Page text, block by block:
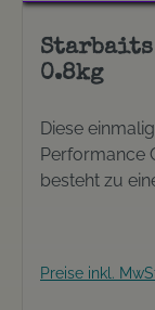
Starbaits
0.8kg
Diese
Performance
besteht zu
bei den
und auch
Preise inkl.